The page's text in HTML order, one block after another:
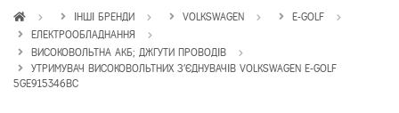
ІНШІ БРЕНДИ VOLKSWAGEN
E-GOLF
ЕЛЕКТРООБЛАДНАННЯ
ВИСОКОВОЛЬТНА АКБ; ДЖГУТИ ПРОВОДІВ
УТРИМУВАЧ ВИСОКОВОЛЬТНИХ З'ЄДНУВАЧІВ VOLKSWAGEN E-GOLF
5GE915346BC